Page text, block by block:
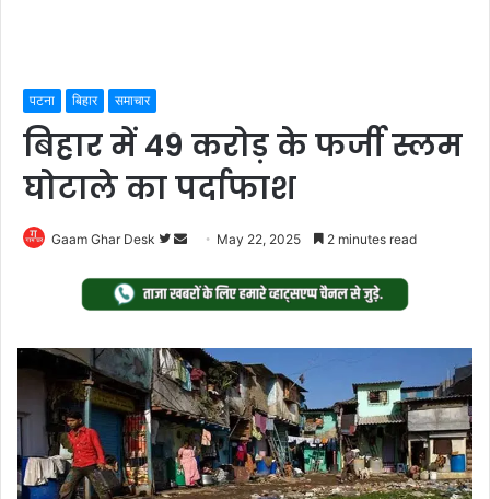
पटना बिहार समाचार
बिहार में 49 करोड़ के फर्जी स्लम
घोटाले का पर्दाफाश
Gaam Ghar Desk
Follow
Twitter
Send
email
May 22, 2025 2 minutes read